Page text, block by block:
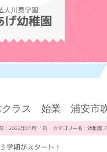
学校法人
クラス 始業 浦安市
：2022年01月11日 カテゴリー名： 幼稚園
学期がスタート！